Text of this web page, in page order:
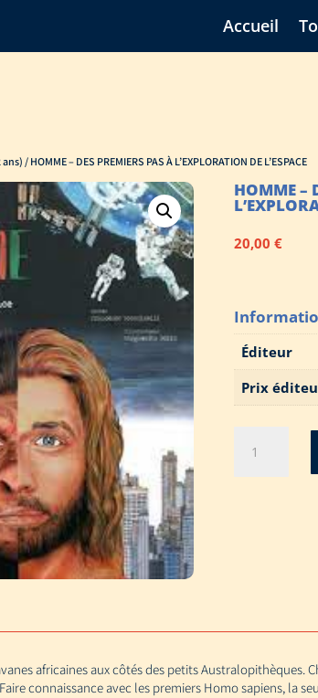
Accueil
ans) / HOMME – DES PREMIERS PAS À L’EXPLORATION DE L’ESPACE
HOMME –
20,00€
Éditeur
Prix
HOMME
africaines aux côtés des petits Australopithèques.
connaissance avec les premiers Homo sapiens, la